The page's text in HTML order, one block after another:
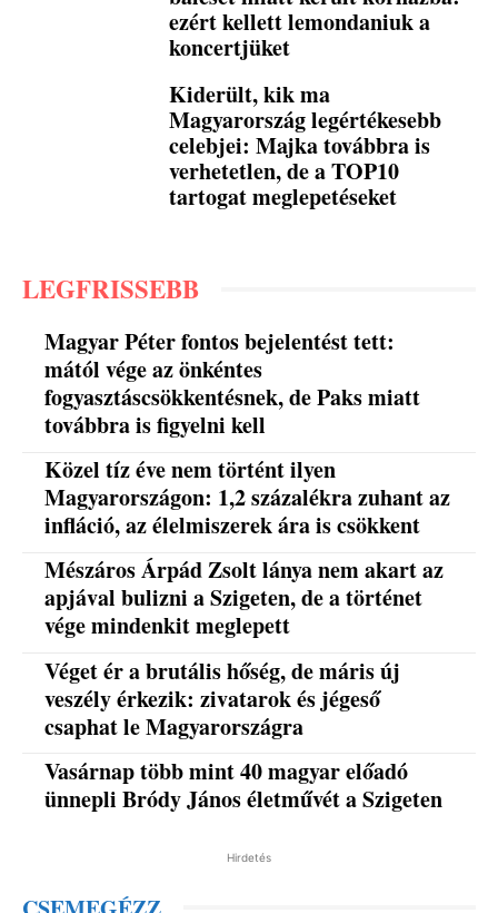
ezért kellett lemondaniuk a
koncertjüket
Kiderült, kik ma
Magyarország legértékesebb
celebjei: Majka továbbra is
verhetetlen, de a TOP10
tartogat meglepetéseket
LEGFRISSEBB
Magyar Péter fontos bejelentést tett:
mától vége az önkéntes
fogyasztáscsökkentésnek, de Paks miatt
továbbra is figyelni kell
Közel tíz éve nem történt ilyen
Magyarországon: 1,2 százalékra zuhant az
infláció, az élelmiszerek ára is csökkent
Mészáros Árpád Zsolt lánya nem akart az
apjával bulizni a Szigeten, de a történet
vége mindenkit meglepett
Véget ér a brutális hőség, de máris új
veszély érkezik: zivatarok és jégeső
csaphat le Magyarországra
Vasárnap több mint 40 magyar előadó
ünnepli Bródy János életművét a Szigeten
Hirdetés